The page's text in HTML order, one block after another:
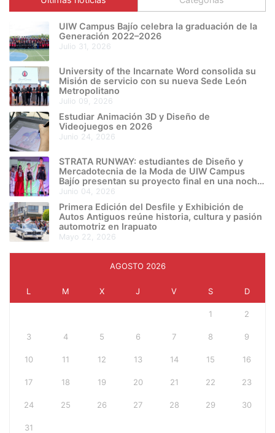
UIW Campus Bajío celebra la graduación de la
Generación 2022–2026
julio 31, 2026
University of the Incarnate Word consolida su
Misión de servicio con su nueva Sede León
Metropolitano
julio 09, 2026
Estudiar Animación 3D y Diseño de
Videojuegos en 2026
junio 24, 2026
STRATA RUNWAY: estudiantes de Diseño y
Mercadotecnia de la Moda de UIW Campus
Bajío presentan su proyecto final en una noche
de creatividad e innovación
junio 04, 2026
Primera Edición del Desfile y Exhibición de
Autos Antiguos reúne historia, cultura y pasión
automotriz en Irapuato
mayo 22, 2026
AGOSTO 2026
L M X J V S D
1 2
3 4 5 6 7 8 9
10 11 12 13 14 15 16
17 18 19 20 21 22 23
24 25 26 27 28 29 30
31